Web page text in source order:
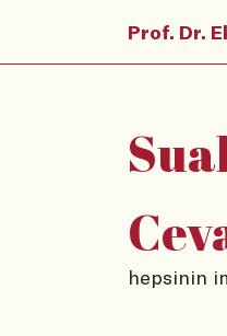
Prof. Dr.
hepsinin